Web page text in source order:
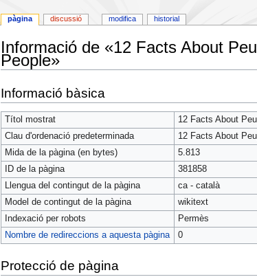
Informació de «12 Facts About
People»
to
navigation
to
search
Informació bàsica
Títol mostrat
12 Facts About
Clau d'ordenació predeterminada
12 Facts About
Mida de la pàgina (en bytes)
5.813
ID de la pàgina
381858
Llengua del contingut de la pàgina
ca - català
Model de contingut de la pàgina
wikitext
Indexació per robots
Permès
Nombre de redireccions a aquesta pàgina
0
Protecció de pàgina
pàgina discussió modifica historial